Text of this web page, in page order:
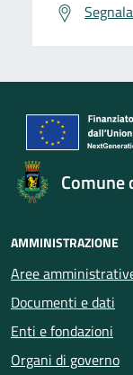
Comune
AMMINISTRAZIONE
Aree
Documenti e dati
Enti e fondazioni
Organi di governo